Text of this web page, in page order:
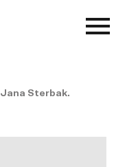
Jana Sterbak.